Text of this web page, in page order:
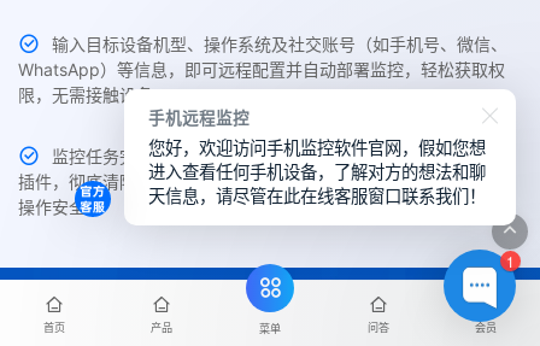
输入目标设备机型、操作系统及社交账号（如手机号、微信、
WhatsApp）等信息，即可远程配置并自动部署监控，轻松获取权
限，无需接触设备。
监控任务完成后，用户可在主控端一键卸载目标手机中的监控
插件，彻底清除痕迹、断开连接，避免数据残留，保障数据隐私与
操作安全。
会员服务
首页 产品 菜单 问答 会员
1
手机远程监控
您好，欢迎访问手机监控软件官网，假如您想
进入查看任何手机设备，了解对方的想法和聊
天信息，请尽管在此在线客服窗口联系我们！